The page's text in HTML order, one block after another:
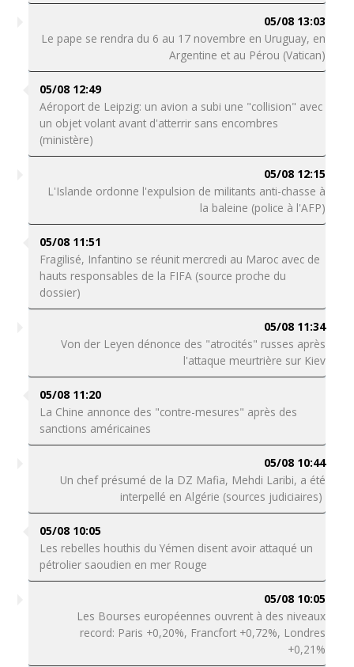
05/08 13:03
Le pape se rendra du 6 au 17 novembre en Uruguay, en
Argentine et au Pérou (Vatican)
05/08 12:49
Aéroport de Leipzig: un avion a subi une "collision" avec
un objet volant avant d'atterrir sans encombres
(ministère)
05/08 12:15
L'Islande ordonne l'expulsion de militants anti-chasse à
la baleine (police à l'AFP)
05/08 11:51
Fragilisé, Infantino se réunit mercredi au Maroc avec de
hauts responsables de la FIFA (source proche du
dossier)
05/08 11:34
Von der Leyen dénonce des "atrocités" russes après
l'attaque meurtrière sur Kiev
05/08 11:20
La Chine annonce des "contre-mesures" après des
sanctions américaines
05/08 10:44
Un chef présumé de la DZ Mafia, Mehdi Laribi, a été
interpellé en Algérie (sources judiciaires)
05/08 10:05
Les rebelles houthis du Yémen disent avoir attaqué un
pétrolier saoudien en mer Rouge
05/08 10:05
Les Bourses européennes ouvrent à des niveaux
record: Paris +0,20%, Francfort +0,72%, Londres
+0,21%